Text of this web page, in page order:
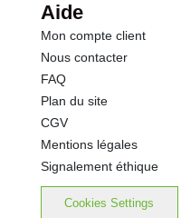
Aide
Mon compte client
Nous contacter
FAQ
Plan du site
CGV
Mentions légales
Signalement éthique
Cookies Settings